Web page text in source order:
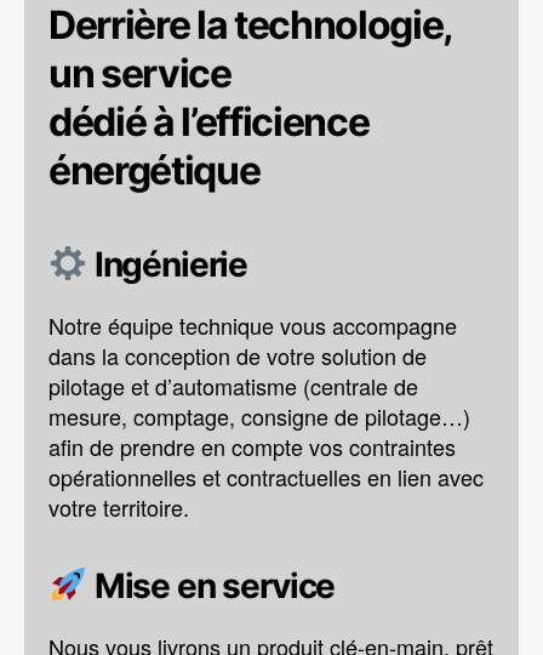
Derrière la technologie,
un service
dédié à l’efficience
énergétique
Ingénierie
Notre équipe technique vous accompagne
dans la conception de votre solution de
pilotage et d’automatisme (centrale de
mesure, comptage, consigne de pilotage…)
afin de prendre en compte vos contraintes
opérationnelles et contractuelles en lien avec
votre territoire.
Mise en service
Nous vous livrons un produit clé-en-main, prêt